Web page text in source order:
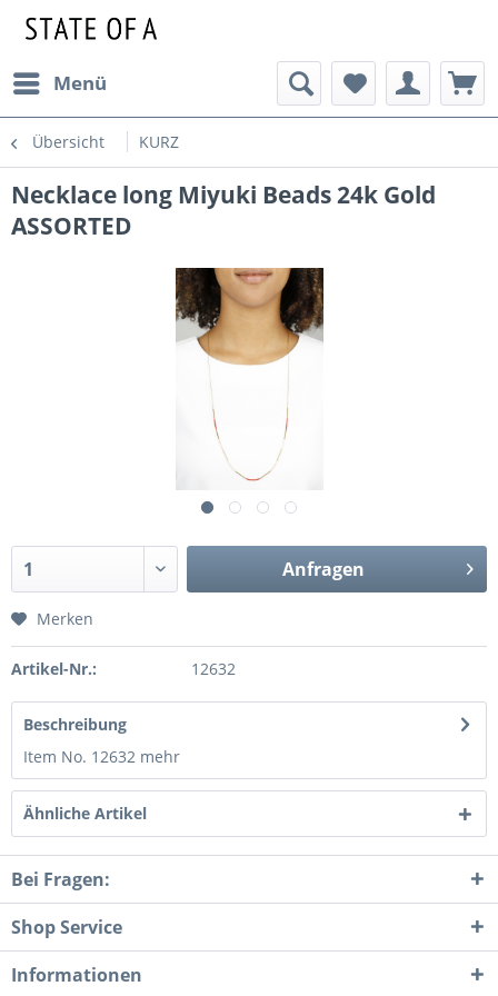
Menü
Übersicht KURZ
Necklace long Miyuki Beads 24k Gold
ASSORTED
Anfragen
Merken
Artikel-Nr.: 12632
Beschreibung
Item No. 12632 mehr
Ähnliche Artikel
Bei Fragen:
Shop Service
Informationen